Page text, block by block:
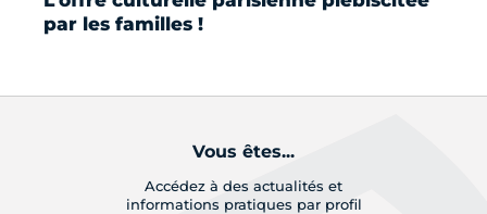
par les familles !
Vous êtes...
Accédez à des actualités et
informations pratiques par profil